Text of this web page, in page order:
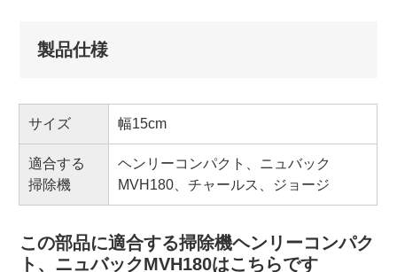
製品仕様
サイズ 幅15cm
適合する
掃除機
ヘンリーコンパクト、ニュバック
MVH180、チャールス、ジョージ
この部品に適合する掃除機ヘンリーコンパク
ト、ニュバックMVH180はこちらです